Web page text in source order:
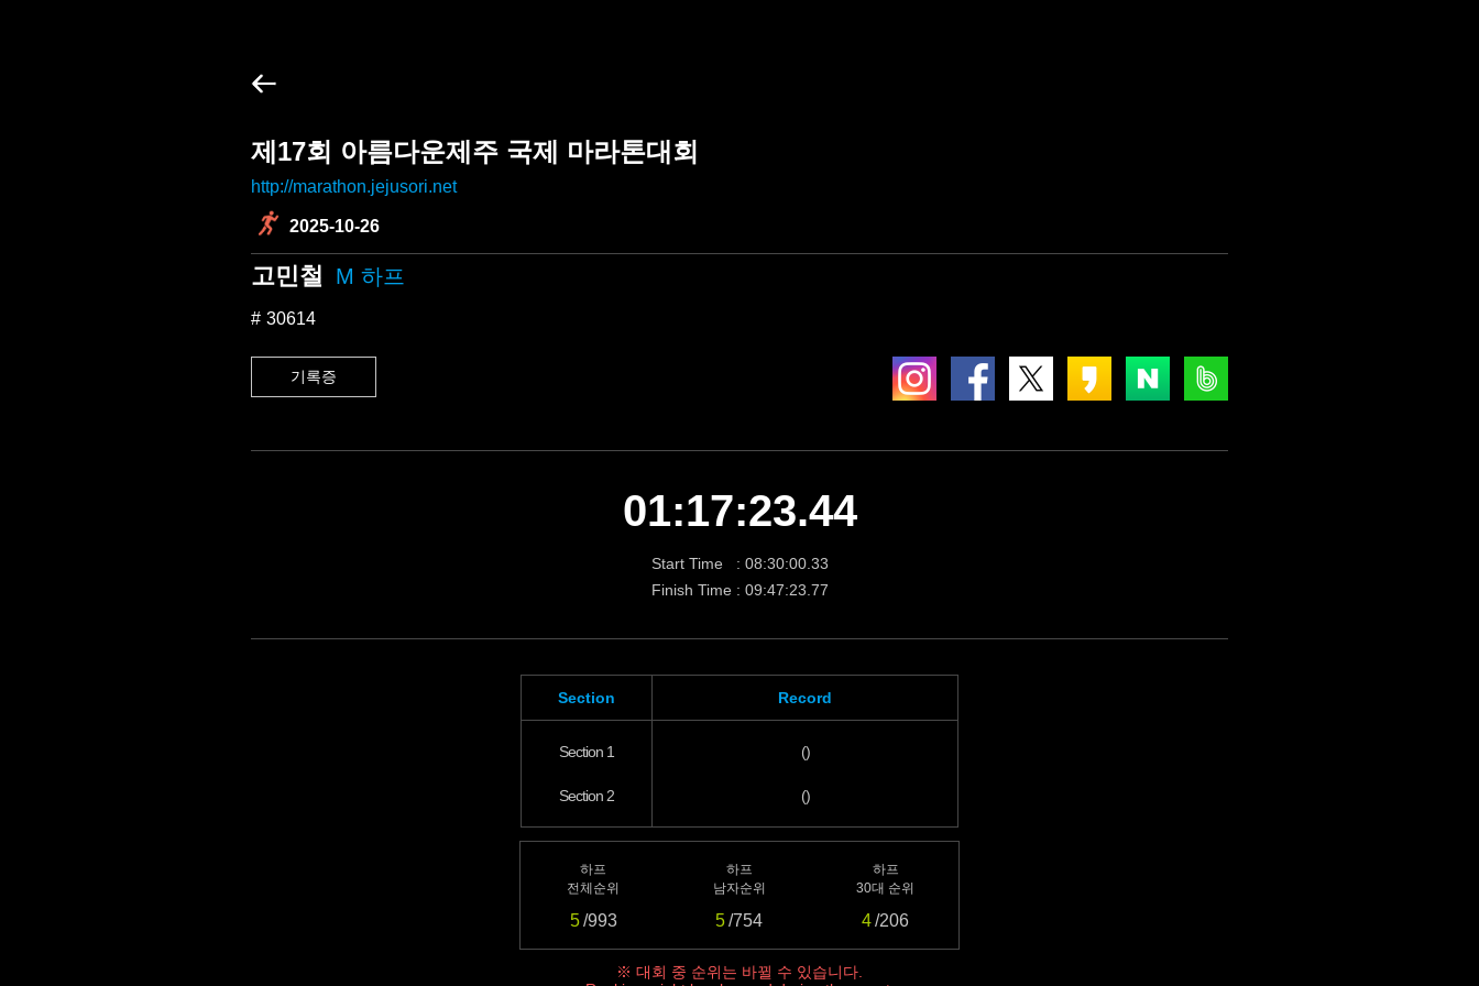
제17회 아름다운제주 국제 마라톤대회
http://marathon.jejusori.net
2025-10-26
고민철 M 하프
30614
기록증
01:17:23.44
Start Time : 08:30:00.33
Finish Time : 09:47:23.77
Section Record
Section 1 ()
Section 2 ()
하프
전체순위
5/993
하프
남자순위
5 /754
하프
30대 순위
4/206
※ 대회 중 순위는 바뀔 수 있습니다.